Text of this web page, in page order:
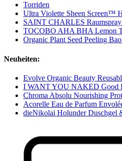
Torriden
Ultra Violette Sheen Screen™
SAINT CHARLES Raumspray
TOCOBO AHA BHA Lemon
Organic Plant Seed Peeling
Neuheiten:
Evolve Organic Beauty
I WANT YOU NAKED Good
Chroma Absolu Nourishing
Acorelle Eau de Parfum
dieNikolai Holunder Duschgel